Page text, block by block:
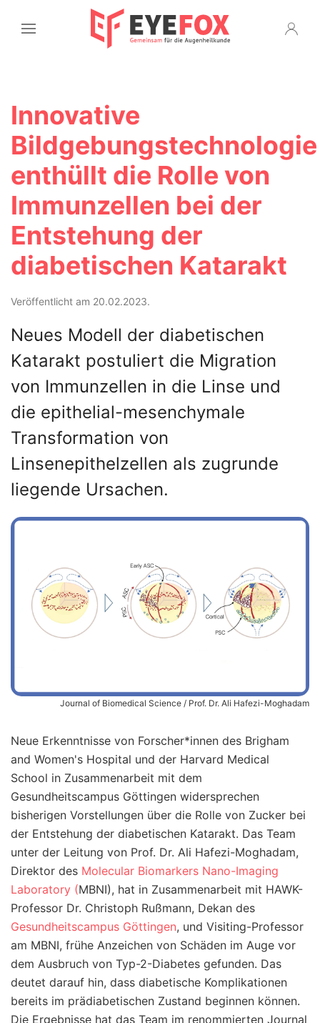
Innovative
Bildgebungstechnologie
enthüllt die Rolle von
Immunzellen bei der
Entstehung der
diabetischen Katarakt
Veröffentlicht am 20.02.2023.
Neues Modell der diabetischen
Katarakt postuliert die Migration
von Immunzellen in die Linse und
die epithelial-mesenchymale
Transformation von
Linsenepithelzellen als zugrunde
liegende Ursachen.
Journal of Biomedical Science / Prof. Dr. Ali Hafezi-Moghadam
Neue Erkenntnisse von Forscher*innen des Brigham
and Women's Hospital und der Harvard Medical
School in Zusammenarbeit mit dem
Gesundheitscampus Göttingen widersprechen
bisherigen Vorstellungen über die Rolle von Zucker bei
der Entstehung der diabetischen Katarakt. Das Team
unter der Leitung von Prof. Dr. Ali Hafezi-Moghadam,
Direktor des Molecular Biomarkers Nano-Imaging
Laboratory (MBNI), hat in Zusammenarbeit mit HAWK-
Professor Dr. Christoph Rußmann, Dekan des
Gesundheitscampus Göttingen, und Visiting-Professor
am MBNI, frühe Anzeichen von Schäden im Auge vor
dem Ausbruch von Typ-2-Diabetes gefunden. Das
deutet darauf hin, dass diabetische Komplikationen
bereits im prädiabetischen Zustand beginnen können.
Die Ergebnisse hat das Team im renommierten Journal